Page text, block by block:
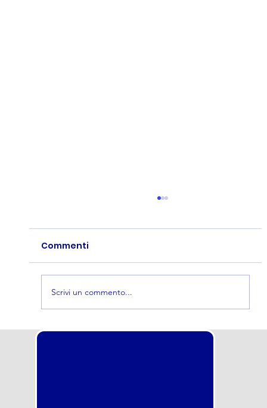
Concorso nella Polizia Locale Torino
Commenti
Scrivi un commento...